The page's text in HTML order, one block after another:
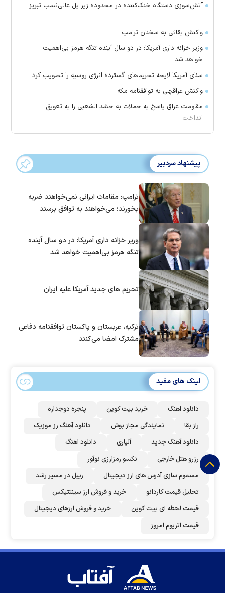
آتش‌سوزی دستگاه خنک‌کننده در محدوده زیر پل عالی‌نسب تبریز
واکنش بقائی به سخنان ترامپ
وزیر خزانه داری آمریکا: در دو سال آینده تنگه هرمز بی‌اهمیت
خواهد شد
سنای آمریکا لایحه تحریم‌های گسترده انرژی روسیه را تصویب کرد
واکنش عراقچی به توافقنامه مکه
مقاومت عراق پاسخ به حملات به حشد الشعبی را به تعویق
انداخت
پیشنهاد سردبیر
ترامپ: مقامات ایرانی نمی‌خواهند ضربه
بخورند؛ می‌خواهند به توافق برسند
وزیر خزانه داری آمریکا: در دو سال آینده
تنگه هرمز بی‌اهمیت خواهد شد
تحریم های جدید آمریکا علیه ایران
ترکیه، عربستان و پاکستان توافقنامه دفاعی
مشترک امضا می‌کنند
لینک های مفید
دانلود اهنگ خرید بیت کوین
پنجره دوجداره
راز بقا
نمایندگی مجاز بوش
دانلود آهنگ رز‌ موزیک
دانلود آهنگ جدید
آلپاری
دانلود اهنگ
رزرو هتل خارجی
نکسو رمزارزی نوآور
مسموم سازی آدرس های ارز دیجیتال
ریپل در مسیر رشد
تحلیل قیمت کاردانو
خرید و فروش ارز سینتتیکس
قیمت لحظه ای بیت کوین
خرید و فروش ارزهای دیجیتال
قیمت اتریوم امروز